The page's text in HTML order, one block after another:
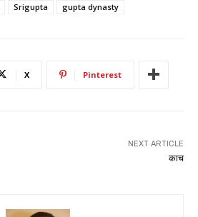
Srigupta gupta dynasty
X Pinterest
NEXT ARTICLE
काच